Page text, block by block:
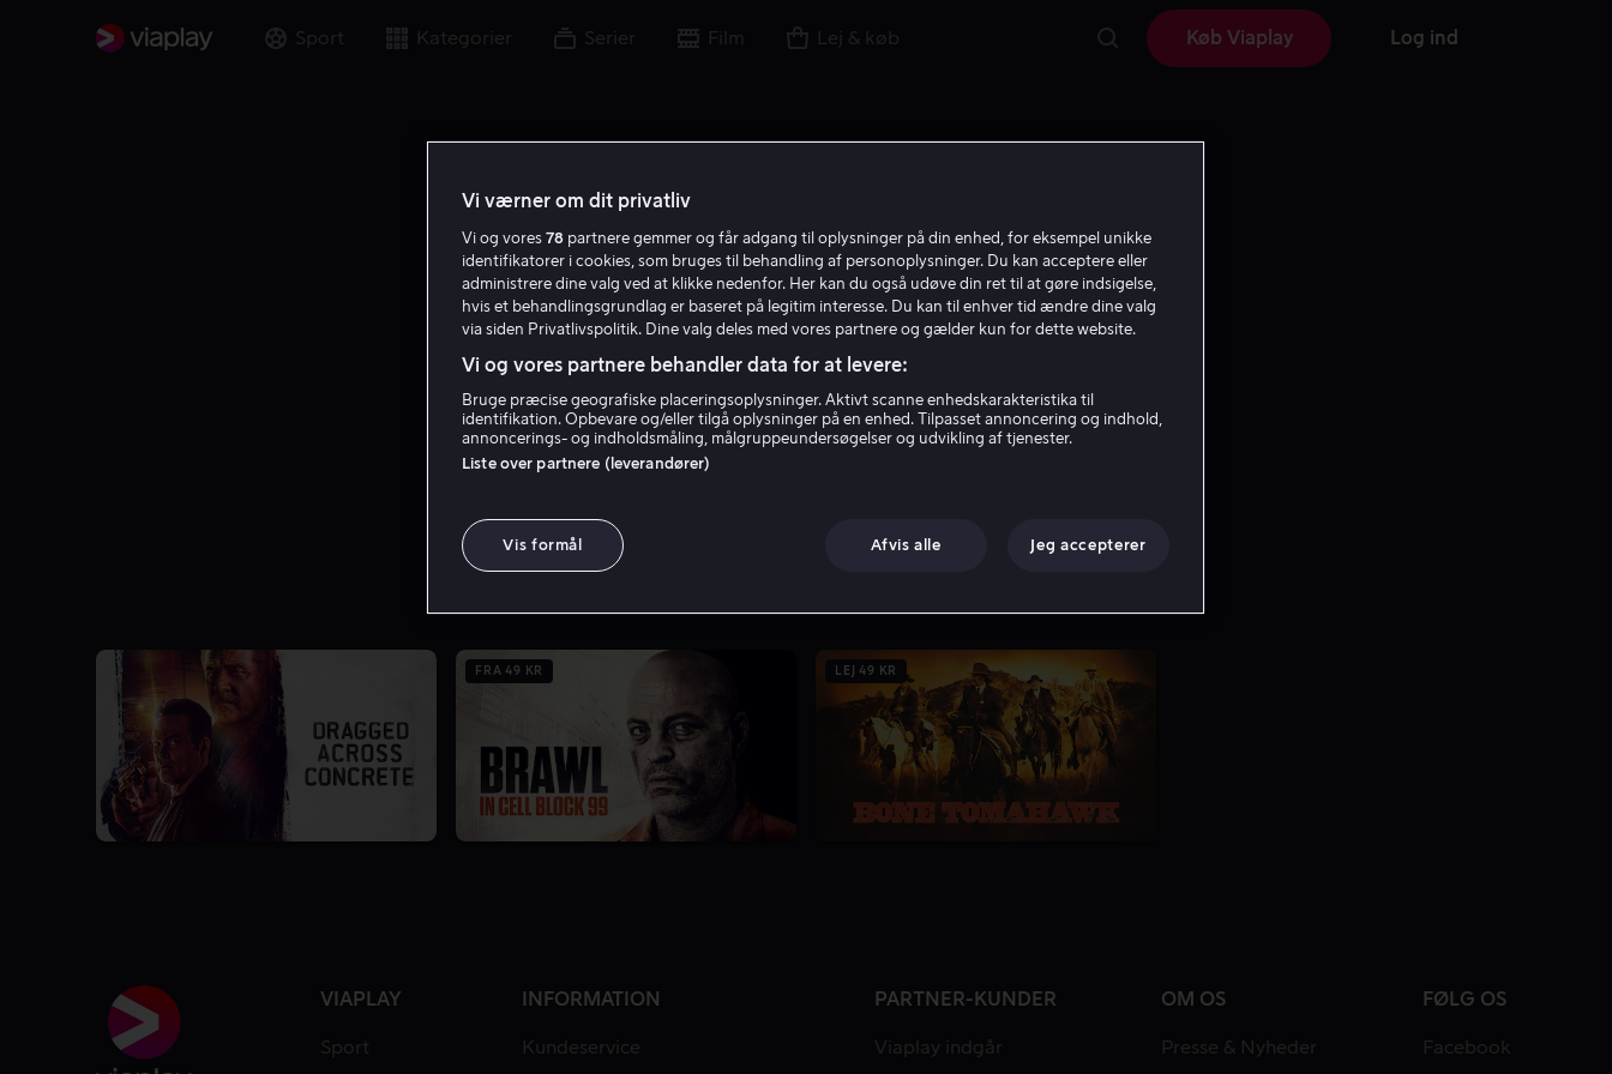
Sport Kategorier Serier Film Lej & køb Køb Viaplay Log ind
S. Craig Zahler
FRA 49 KR LEJ 49 KR
VIAPLAY
Sport
INFORMATION
Kundeservice
PARTNER-KUNDER
Viaplay indgår
OM OS
Presse & Nyheder
FØLG OS
Facebook
Vi værner om dit privatliv
Vi og vores 78 partnere gemmer og får adgang til oplysninger på din enhed, for eksempel unikke
identifikatorer i cookies, som bruges til behandling af personoplysninger. Du kan acceptere eller
administrere dine valg ved at klikke nedenfor. Her kan du også udøve din ret til at gøre indsigelse,
hvis et behandlingsgrundlag er baseret på legitim interesse. Du kan til enhver tid ændre dine valg
via siden Privatlivspolitik. Dine valg deles med vores partnere og gælder kun for dette website.
Vi og vores partnere behandler data for at levere:
Bruge præcise geografiske placeringsoplysninger. Aktivt scanne enhedskarakteristika til
identifikation. Opbevare og/eller tilgå oplysninger på en enhed. Tilpasset annoncering og indhold,
annoncerings- og indholdsmåling, målgruppeundersøgelser og udvikling af tjenester.
Liste over partnere (leverandører)
Vis formål Afvis alle Jeg accepterer